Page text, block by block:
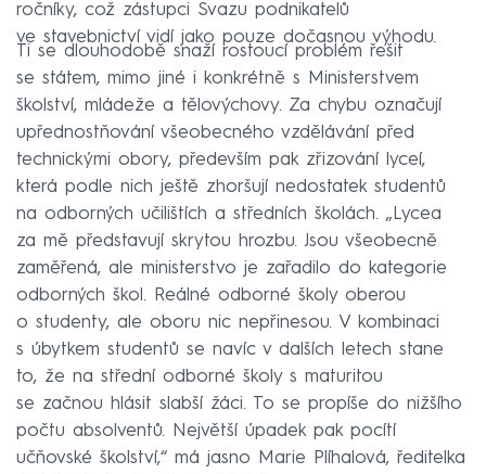
ročníky, což zástupci Svazu podnikatelů
ve stavebnictví vidí jako pouze dočasnou výhodu.
Ti se dlouhodobě snaží rostoucí problém řešit
se státem, mimo jiné i konkrétně s Ministerstvem
školství, mládeže a tělovýchovy. Za chybu označují
upřednostňování všeobecného vzdělávání před
technickými obory, především pak zřizování lyceí,
která podle nich ještě zhoršují nedostatek studentů
na odborných učilištích a středních školách. „Lycea
za mě představují skrytou hrozbu. Jsou všeobecně
zaměřená, ale ministerstvo je zařadilo do kategorie
odborných škol. Reálné odborné školy oberou
o studenty, ale oboru nic nepřinesou. V kombinaci
s úbytkem studentů se navíc v dalších letech stane
to, že na střední odborné školy s maturitou
se začnou hlásit slabší žáci. To se propíše do nižšího
počtu absolventů. Největší úpadek pak pocítí
učňovské školství,“ má jasno Marie Plíhalová, ředitelka